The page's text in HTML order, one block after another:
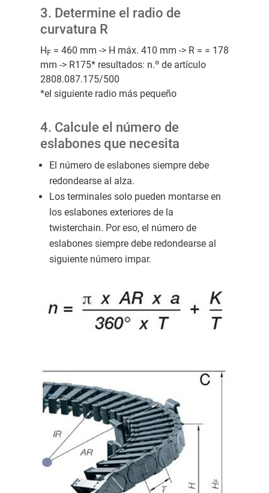
3. Determine el radio de
curvatura R
HF= 460 mm -> H máx. 410 mm -> R = = 178
mm -> R175* resultados: n.º de artículo
2808.087.175/500
*el siguiente radio más pequeño
4. Calcule el número de
eslabones que necesita
El número de eslabones siempre debe
redondearse al alza.
Los terminales solo pueden montarse en
los eslabones exteriores de la
twisterchain. Por eso, el número de
eslabones siempre debe redondearse al
siguiente número impar.